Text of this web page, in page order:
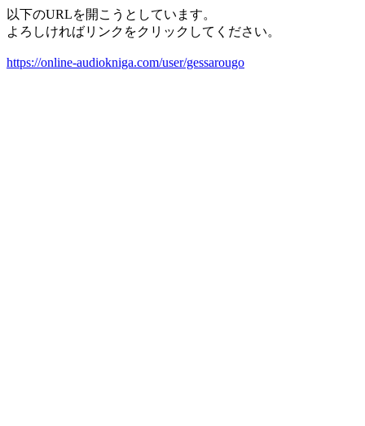
以下のURLを開こうとしています。
よろしければリンクをクリックしてください。
https://online-audiokniga.com/user/gessarougo